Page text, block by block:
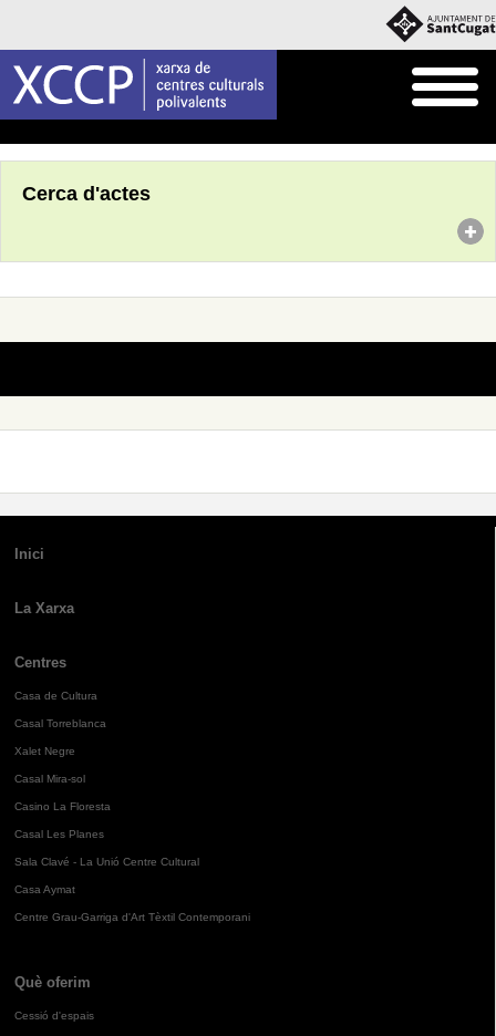
Cerca d'actes
Inici
La Xarxa
Centres
Casa de Cultura
Casal Torreblanca
Xalet Negre
Casal Mira-sol
Casino La Floresta
Casal Les Planes
Sala Clavé - La Unió Centre Cultural
Casa Aymat
Centre Grau-Garriga d'Art Tèxtil Contemporani
Què oferim
Cessió d'espais